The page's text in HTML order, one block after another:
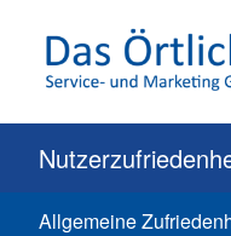
Allgemeine